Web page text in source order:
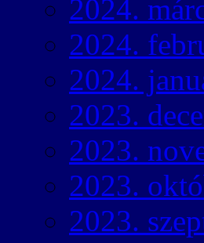
2024.
2024.
2024.
2023.
2023.
2023.
2023.